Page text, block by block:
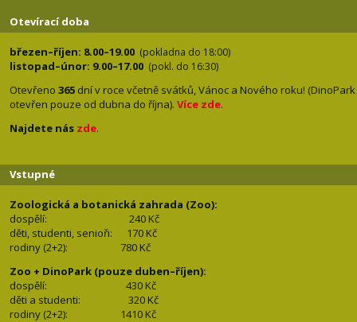
Otevírací doba
březen–říjen: 8.00–19.00 (pokladna do 18:00)
listopad–únor: 9.00–17.00 (pokl. do 16:30)
Otevřeno 365 dní v roce včetně svátků, Vánoc a Nového roku! (DinoPark
otevřen pouze od dubna do října). Více zde.
Najdete nás zde.
Vstupné
Zoologická a botanická zahrada (Zoo):
dospělí:
240 Kč
děti, studenti, senioři: 170 Kč
rodiny (2+2): 780 Kč
Zoo + DinoPark (pouze duben–říjen):
dospělí: 430 Kč
děti a studenti: 320 Kč
rodiny (2+2): 1410 Kč